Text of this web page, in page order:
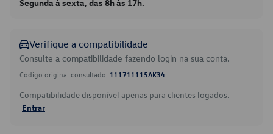
Segunda à sexta, das 8h às 17h.
Verifique a compatibilidade
Consulte a compatibilidade fazendo login na sua conta.
Código original consultado: 111711115AK34
Compatibilidade disponível apenas para clientes logados.
Entrar